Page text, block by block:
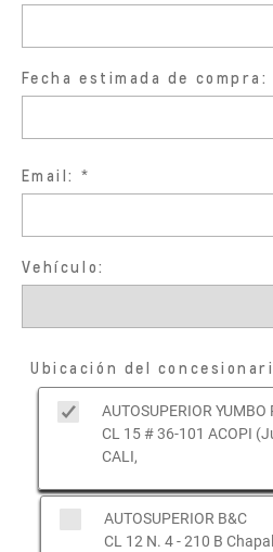
Fecha estimada de compra:
Email:
Vehículo:
Ubicación del
AUTOSUPERIOR YUMBO
CL 15 # 36-101 ACOPI
CALI,
AUTOSUPERIOR B&C
CL 12 N. 4 - 210 B Chapal